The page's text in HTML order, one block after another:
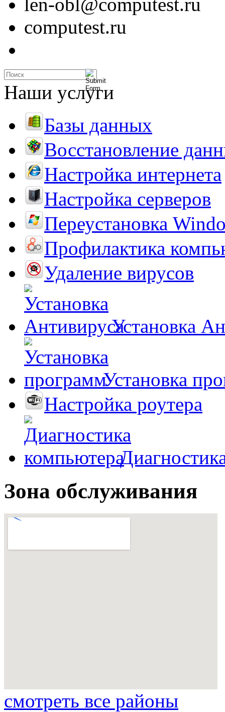
computest.ru
Наши услуги
Базы данных
Восстановление
Настройка интернета
Настройка серверов
Переустановка
Профилактика
Удаление вирусов
Установка
Установка
Настройка роутера
Зона обслуживания
смотреть все районы